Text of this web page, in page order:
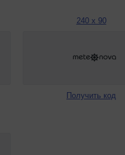
240 x 90
Получить код